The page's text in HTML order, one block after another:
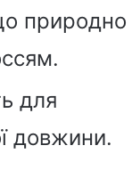
природно
для
довжини.